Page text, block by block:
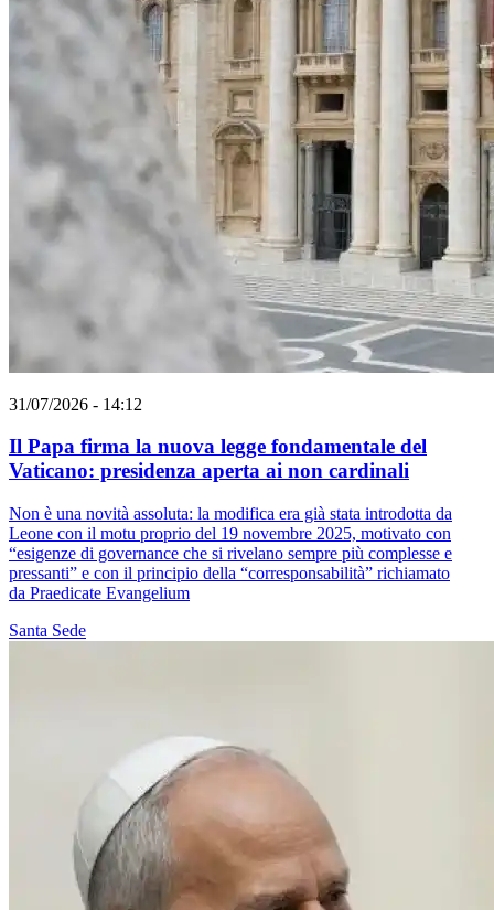
31/07/2026 - 14:12
Il Papa firma la nuova legge fondamentale del
Vaticano: presidenza aperta ai non cardinali
Non è una novità assoluta: la modifica era già stata introdotta da
Leone con il motu proprio del 19 novembre 2025, motivato con
“esigenze di governance che si rivelano sempre più complesse e
pressanti” e con il principio della “corresponsabilità” richiamato
da Praedicate Evangelium
Santa Sede